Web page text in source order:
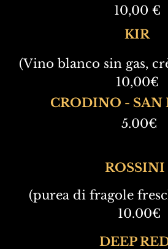
10,00 €
KIR
(Vino blanco sin gas,
10,00€
CRODINO -
5.00€
ROSSINI
(purea di fragole
10.00€
DEEP